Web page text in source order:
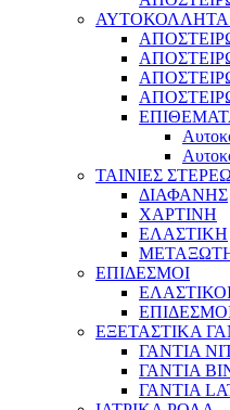
ΑΥΤΟΚΟΛΛΗΤΑ
ΤΑΙΝΙΕΣ
ΔΙΑΦΑΝΗΣ
ΧΑΡΤΙΝΗ
ΕΛΑΣΤΙΚΗ
ΕΠΙΔΕΣΜΟΙ
ΕΞΕΤΑΣΤΙΚΑ
ΓΑΝΤΙΑ
ΓΑΝΤΙΑ
ΓΑΝΤΙΑ